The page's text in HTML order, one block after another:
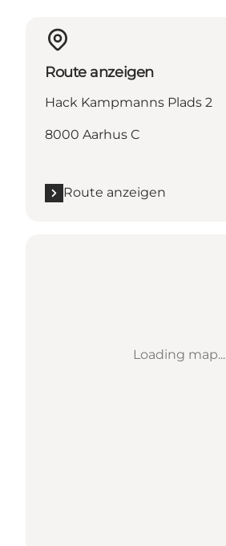
Route anzeigen
Hack Kampmanns Plads 2
8000 Aarhus C
Route anzeigen
Loading map...